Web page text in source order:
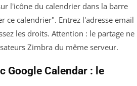
l'icône du calendrier dans la barre
ce calendrier". Entrez l'adresse email
les droits. Attention : le partage ne
Zimbra du même serveur.
Google Calendar : le